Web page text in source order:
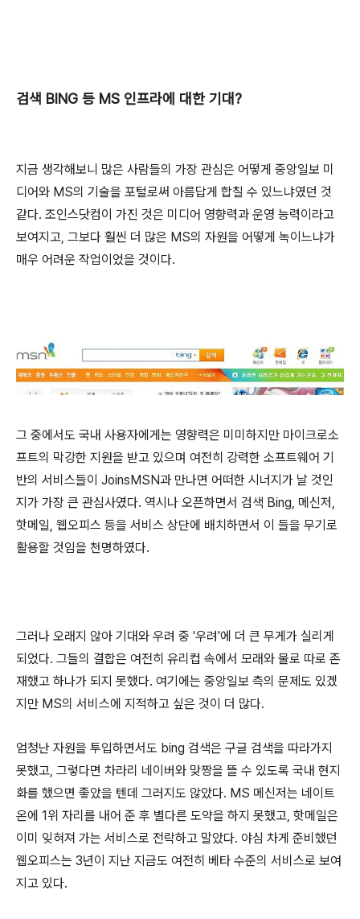
검색 BING 등 MS 인프라에 대한 기대?
지금 생각해보니 많은 사람들의 가장 관심은 어떻게 중앙일보 미
디어와 MS의 기술을 포털로써 아름답게 합칠 수 있느냐였던 것
같다. 조인스닷컴이 가진 것은 미디어 영향력과 운영 능력이라고
보여지고, 그보다 훨씬 더 많은 MS의 자원을 어떻게 녹이느냐가
매우 어려운 작업이었을 것이다.
그 중에서도 국내 사용자에게는 영향력은 미미하지만 마이크로소
프트의 막강한 지원을 받고 있으며 여전히 강력한 소프트웨어 기
반의 서비스들이 JoinsMSN과 만나면 어떠한 시너지가 날 것인
지가 가장 큰 관심사였다. 역시나 오픈하면서 검색 Bing, 메신저,
핫메일, 웹오피스 등을 서비스 상단에 배치하면서 이 들을 무기로
활용할 것임을 천명하였다.
그러나 오래지 않아 기대와 우려 중 '우려'에 더 큰 무게가 실리게
되었다. 그들의 결합은 여전히 유리컵 속에서 모래와 물로 따로 존
재했고 하나가 되지 못했다. 여기에는 중앙일보 측의 문제도 있겠
지만 MS의 서비스에 지적하고 싶은 것이 더 많다.
엄청난 자원을 투입하면서도 bing 검색은 구글 검색을 따라가지
못했고, 그렇다면 차라리 네이버와 맞짱을 뜰 수 있도록 국내 현지
화를 했으면 좋았을 텐데 그러지도 않았다. MS 메신저는 네이트
온에 1위 자리를 내어 준 후 별다른 도약을 하지 못했고, 핫메일은
이미 잊혀져 가는 서비스로 전락하고 말았다. 야심 차게 준비했던
웹오피스는 3년이 지난 지금도 여전히 베타 수준의 서비스로 보여
지고 있다.